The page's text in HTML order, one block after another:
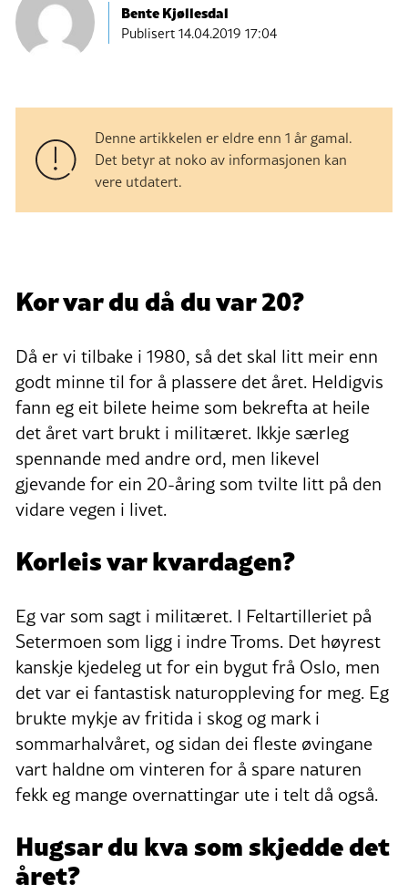
Bente Kjøllesdal
Publisert14.04.2019 17:04
Denne artikkelen er eldre enn 1 år gamal.
Det betyr at noko av informasjonen kan
vere utdatert.
Kor var du då du var 20?
Då er vi tilbake i 1980, så det skal litt meir enn
godt minne til for å plassere det året. Heldigvis
fann eg eit bilete heime som bekrefta at heile
det året vart brukt i militæret. Ikkje særleg
spennande med andre ord, men likevel
gjevande for ein 20-åring som tvilte litt på den
vidare vegen i livet.
Korleis var kvardagen?
Eg var som sagt i militæret. I Feltartilleriet på
Setermoen som ligg i indre Troms. Det høyrest
kanskje kjedeleg ut for ein bygut frå Oslo, men
det var ei fantastisk naturoppleving for meg. Eg
brukte mykje av fritida i skog og mark i
sommarhalvåret, og sidan dei fleste øvingane
vart haldne om vinteren for å spare naturen
fekk eg mange overnattingar ute i telt då også.
Hugsar du kva som skjedde det
året?